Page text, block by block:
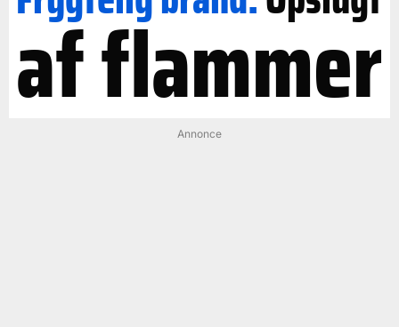
af flammer
Annonce